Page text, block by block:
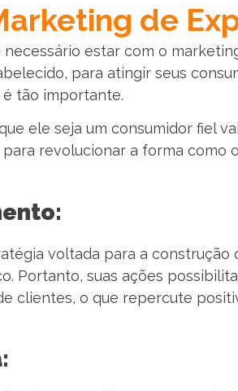
de
estar com o
para atingir seus
tão importante.
ele seja um consumidor fiel
revolucionar a forma como
voltada para a construção
Portanto, suas ações
clientes, o que repercute